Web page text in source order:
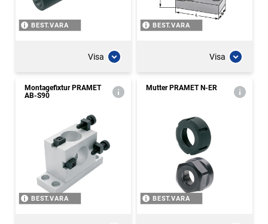
BEST.VARA
Visa
BEST.VARA
Visa
Montagefixtur PRAMET
AB-S90
BEST.VARA
Mutter PRAMET N-ER
BEST.VARA